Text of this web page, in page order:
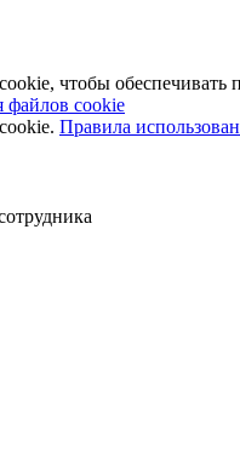
чтобы обеспечивать
файлов cookie
Правила